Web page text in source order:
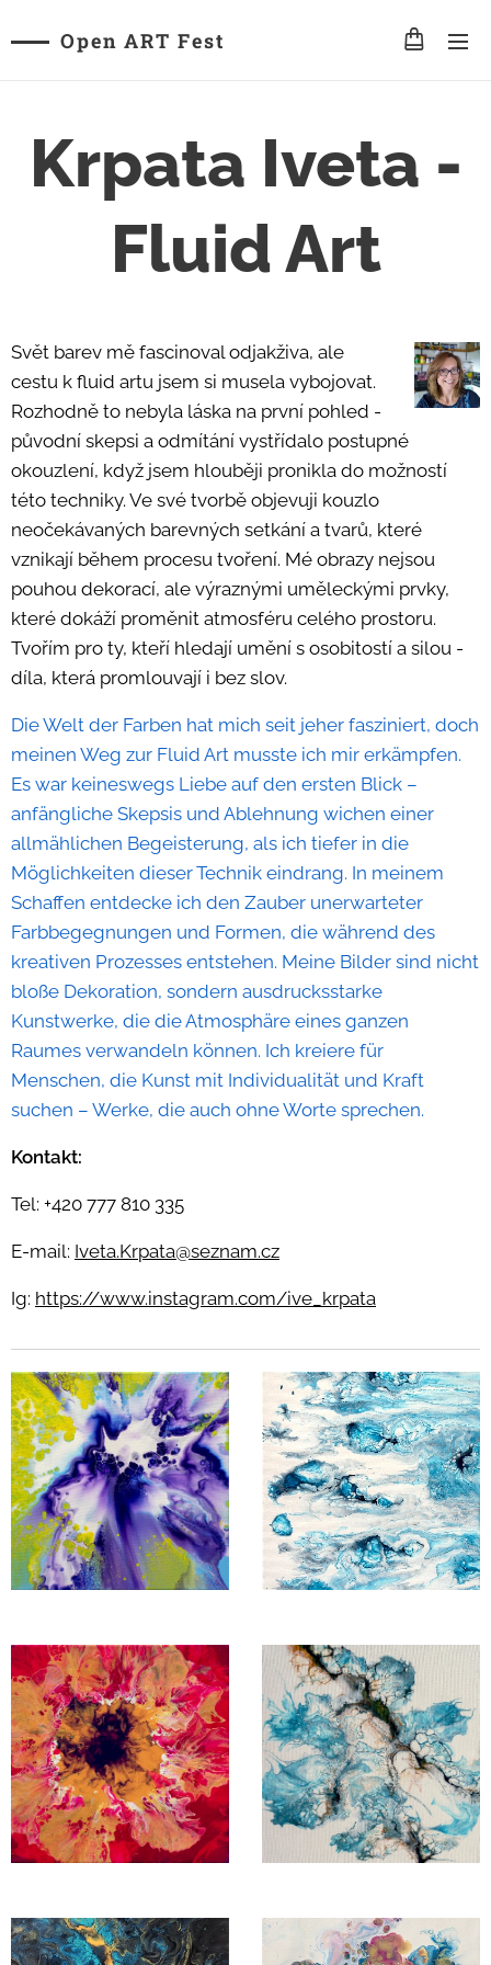
Open ART Fest
Krpata Iveta -
Fluid Art
Svět barev mě fascinoval odjakživa, ale
cestu k fluid artu jsem si musela vybojovat.
Rozhodně to nebyla láska na první pohled -
původní skepsi a odmítání vystřídalo postupné
okouzlení, když jsem hlouběji pronikla do možností
této techniky. Ve své tvorbě objevuji kouzlo
neočekávaných barevných setkání a tvarů, které
vznikají během procesu tvoření. Mé obrazy nejsou
pouhou dekorací, ale výraznými uměleckými prvky,
které dokáží proměnit atmosféru celého prostoru.
Tvořím pro ty, kteří hledají umění s osobitostí a silou -
díla, která promlouvají i bez slov.
Die Welt der Farben hat mich seit jeher fasziniert, doch
meinen Weg zur Fluid Art musste ich mir erkämpfen.
Es war keineswegs Liebe auf den ersten Blick –
anfängliche Skepsis und Ablehnung wichen einer
allmählichen Begeisterung, als ich tiefer in die
Möglichkeiten dieser Technik eindrang. In meinem
Schaffen entdecke ich den Zauber unerwarteter
Farbbegegnungen und Formen, die während des
kreativen Prozesses entstehen. Meine Bilder sind nicht
bloße Dekoration, sondern ausdrucksstarke
Kunstwerke, die die Atmosphäre eines ganzen
Raumes verwandeln können. Ich kreiere für
Menschen, die Kunst mit Individualität und Kraft
suchen – Werke, die auch ohne Worte sprechen.
Kontakt:
Tel: +420 777 810 335
E-mail: Iveta.Krpata@seznam.cz
Ig: https://www.instagram.com/ive_krpata